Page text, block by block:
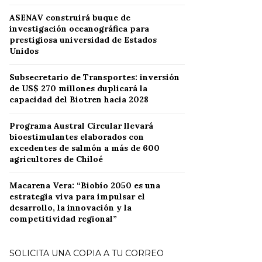
ASENAV construirá buque de
investigación oceanográfica para
prestigiosa universidad de Estados
Unidos
Subsecretario de Transportes: inversión
de US$ 270 millones duplicará la
capacidad del Biotren hacia 2028
Programa Austral Circular llevará
bioestimulantes elaborados con
excedentes de salmón a más de 600
agricultores de Chiloé
Macarena Vera: “Biobío 2050 es una
estrategia viva para impulsar el
desarrollo, la innovación y la
competitividad regional”
SOLICITA UNA COPIA A TU CORREO